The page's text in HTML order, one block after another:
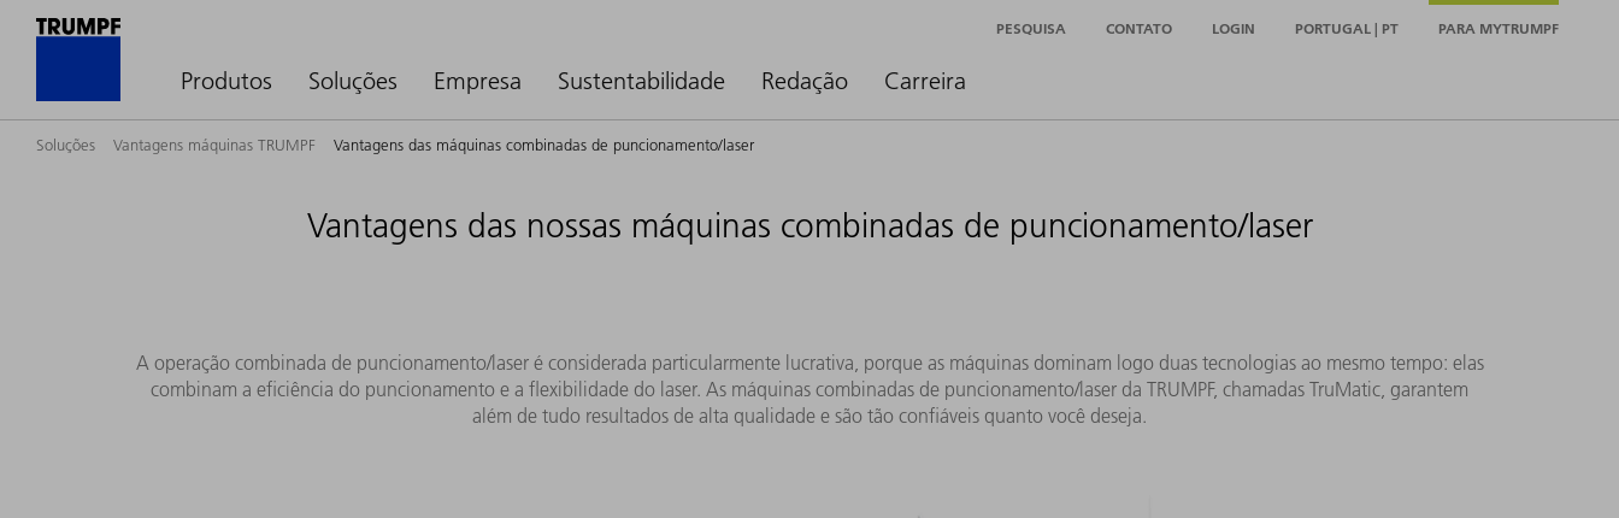
Produtos Soluções Empresa Sustentabilidade Redação Carreira
PESQUISA CONTATO LOGIN PORTUGAL | PT PARA MYTRUMPF
Soluções Vantagens máquinas TRUMPF Vantagens das máquinas combinadas de puncionamento/laser
Vantagens das nossas máquinas combinadas de puncionamento/laser
A operação combinada de puncionamento/laser é considerada particularmente lucrativa, porque as máquinas dominam logo duas tecnologias ao mesmo tempo: elas
combinam a eficiência do puncionamento e a flexibilidade do laser. As máquinas combinadas de puncionamento/laser da TRUMPF, chamadas TruMatic, garantem
além de tudo resultados de alta qualidade e são tão confiáveis ​​quanto você deseja.